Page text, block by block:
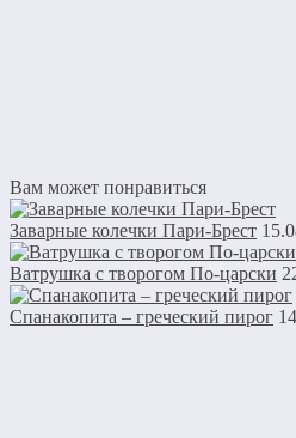
Вам может понравиться
Заварные колечки Пари-Брест
Ватрушка с творогом По-царски
Спанакопита – греческий пирог